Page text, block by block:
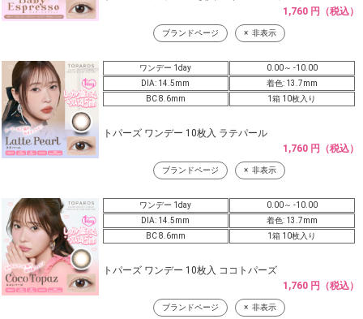
1,760 円（税込）
ブランドページ 非表示
ワンデー 1day
0.00～ -10.00
DIA: 14.5mm
着色: 13.7mm
BC 8.6mm
1箱 10枚入り
トパーズ ワンデー 10枚入 ラテパール
1,760 円（税込）
ブランドページ 非表示
ワンデー 1day
0.00～ -10.00
DIA: 14.5mm
着色: 13.7mm
BC 8.6mm
1箱 10枚入り
トパーズ ワンデー 10枚入 ココトパーズ
1,760 円（税込）
ブランドページ 非表示